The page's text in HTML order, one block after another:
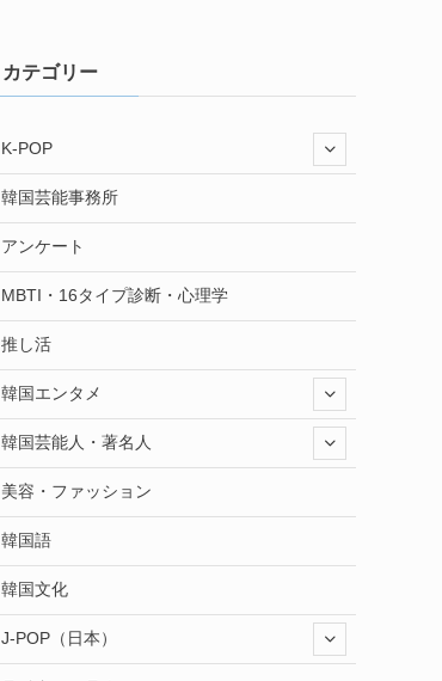
カテゴリー
K-POP
韓国芸能事務所
アンケート
MBTI・16タイプ診断・心理学
推し活
韓国エンタメ
韓国芸能人・著名人
美容・ファッション
韓国語
韓国文化
J-POP（日本）